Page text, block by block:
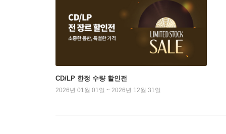
CD/LP 한정 수량 할인전
2026년 01월 01일 ~ 2026년 12월 31일